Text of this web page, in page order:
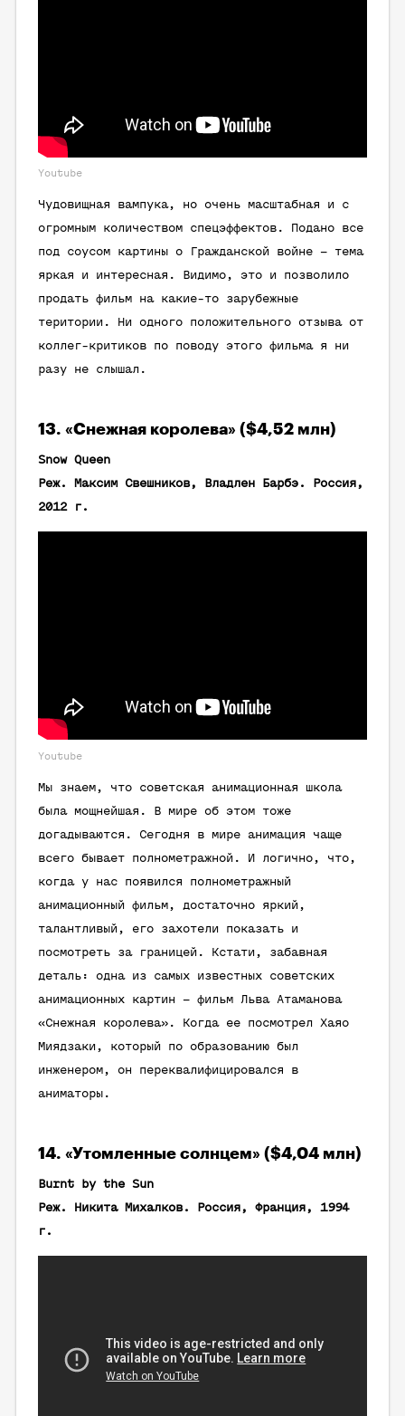
Youtube
Чудовищная вампука, но очень масштабная и с
огромным количеством спецэффектов. Подано все
под соусом картины о Гражданской войне – тема
яркая и интересная. Видимо, это и позволило
продать фильм на какие-то зарубежные
територии. Ни одного положительного отзыва от
коллег-критиков по поводу этого фильма я ни
разу не слышал.
13. «Снежная королева» ($4,52 млн)
Snow Queen
Реж. Максим Свешников, Владлен Барбэ. Россия,
2012 г.
Youtube
Мы знаем, что советская анимационная школа
была мощнейшая. В мире об этом тоже
догадываются. Сегодня в мире анимация чаще
всего бывает полнометражной. И логично, что,
когда у нас появился полнометражный
анимационный фильм, достаточно яркий,
талантливый, его захотели показать и
посмотреть за границей. Кстати, забавная
деталь: одна из самых известных советских
анимационных картин – фильм Льва Атаманова
«Снежная королева». Когда ее посмотрел Хаяо
Миядзаки, который по образованию был
инженером, он переквалифицировался в
аниматоры.
14. «Утомленные солнцем» ($4,04 млн)
Burnt by the Sun
Реж. Никита Михалков. Россия, Франция, 1994
г.